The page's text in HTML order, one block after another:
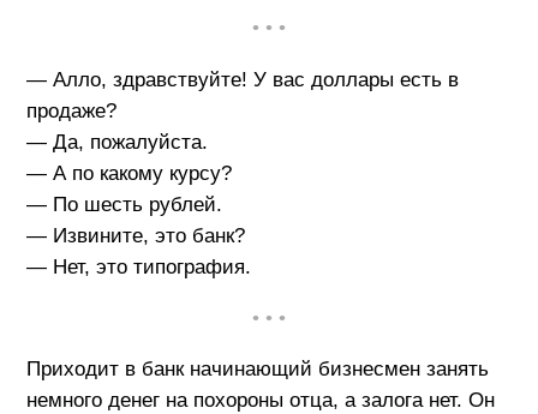
• • •
— Алло, здравствуйте! У вас доллары есть в
продаже?
— Да, пожалуйста.
— А по какому курсу?
— По шесть рублей.
— Извините, это банк?
— Нет, это типография.
• • •
Приходит в банк начинающий бизнесмен занять
немного денег на похороны отца, а залога нет. Он